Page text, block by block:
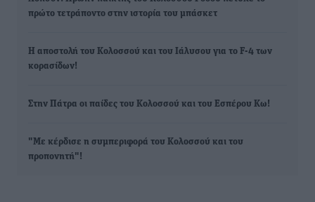
πρώτο τετράποντο στην ιστορία του μπάσκετ
Η αποστολή του Κολοσσού και του Ιάλυσου για το F-4 των
κορασίδων!
Στην Πάτρα οι παίδες του Κολοσσού και του Εσπέρου Κω!
"Με κέρδισε η συμπεριφορά του Κολοσσού και του
προπονητή"!